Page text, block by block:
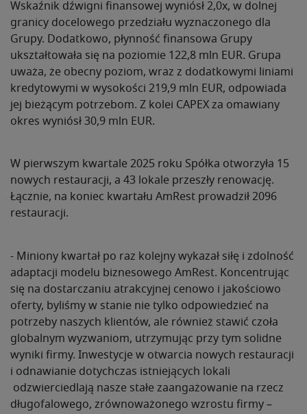
Wskaźnik dźwigni finansowej wyniósł 2,0x, w dolnej
granicy docelowego przedziału wyznaczonego dla
Grupy. Dodatkowo, płynność finansowa Grupy
ukształtowała się na poziomie 122,8 mln EUR. Grupa
uważa, że obecny poziom, wraz z dodatkowymi liniami
kredytowymi w wysokości 219,9 mln EUR, odpowiada
jej bieżącym potrzebom. Z kolei CAPEX za omawiany
okres wyniósł 30,9 mln EUR.
W pierwszym kwartale 2025 roku Spółka otworzyła 15
nowych restauracji, a 43 lokale przeszły renowację.
Łącznie, na koniec kwartału AmRest prowadził 2096
restauracji.
- Miniony kwartał po raz kolejny wykazał siłę i zdolność
adaptacji modelu biznesowego AmRest. Koncentrując
się na dostarczaniu atrakcyjnej cenowo i jakościowo
oferty, byliśmy w stanie nie tylko odpowiedzieć na
potrzeby naszych klientów, ale również stawić czoła
globalnym wyzwaniom, utrzymując przy tym solidne
wyniki firmy. Inwestycje w otwarcia nowych restauracji
i odnawianie dotychczas istniejących lokali
odzwierciedlają nasze stałe zaangażowanie na rzecz
długofalowego, zrównoważonego wzrostu firmy –